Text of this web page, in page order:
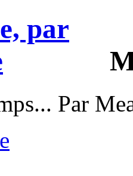
Par